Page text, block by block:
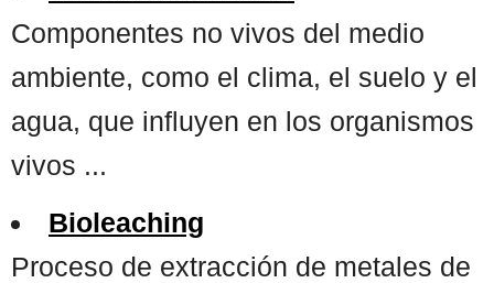
Componentes no vivos del medio
ambiente, como el clima, el suelo y el
agua, que influyen en los organismos
vivos ...
Bioleaching
Proceso de extracción de metales de